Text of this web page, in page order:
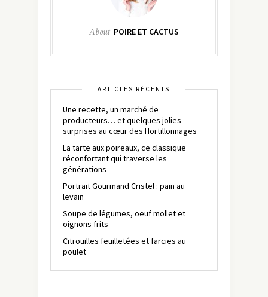
About POIRE ET CACTUS
ARTICLES RÉCENTS
Une recette, un marché de
producteurs… et quelques jolies
surprises au cœur des Hortillonnages
La tarte aux poireaux, ce classique
réconfortant qui traverse les
générations
Portrait Gourmand Cristel : pain au
levain
Soupe de légumes, oeuf mollet et
oignons frits
Citrouilles feuilletées et farcies au
poulet